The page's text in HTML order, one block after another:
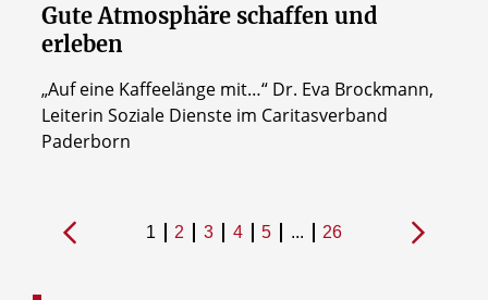
Gute Atmosphäre schaffen und
erleben
„Auf eine Kaffeelänge mit…“ Dr. Eva Brockmann,
Leiterin Soziale Dienste im Caritasverband
Paderborn
1 2 3 4 5 ... 26